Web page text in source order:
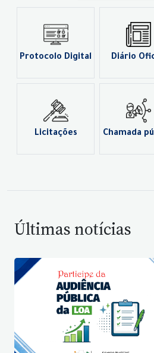
Protocolo Digital Diário
Licitações Chamada
Últimas notícias